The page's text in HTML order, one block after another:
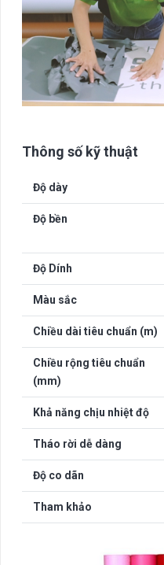
Thông số kỹ thuật
Độ dày
Độ bền
Độ Dính
Màu sắc
Chiều dài tiêu chuẩn (m)
Chiều rộng tiêu chuẩn
(mm)
Khả năng chịu nhiệt độ
Tháo rời dễ dàng
Độ co dãn
Tham khảo